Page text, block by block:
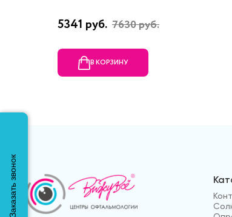
5341 руб. 7630 руб.
В КОРЗИНУ
Заказать звонок